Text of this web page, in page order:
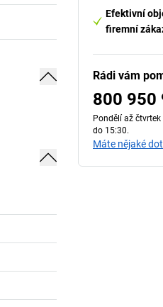
Efektivní
firemní
Rádi vám
800 950
Pondělí až
do 15:30.
Máte nějaké